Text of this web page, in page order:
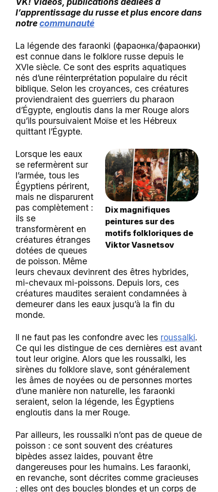
l’apprentissage du russe et plus encore dans
notrecommunauté
La légende des faraonki (фараонка/фараонки)
est connue dans le folklore russe depuis le
XVIe siècle. Ce sont des esprits aquatiques
nés d’une réinterprétation populaire du récit
biblique. Selon les croyances, ces créatures
proviendraient des guerriers du pharaon
d’Égypte, engloutis dans la mer Rouge alors
qu’ils poursuivaient Moïse et les Hébreux
quittant l’Égypte.
Dix magnifiques
peintures sur des
motifs folkloriques de
Viktor Vasnetsov
Lorsque les eaux
se refermèrent sur
l’armée, tous les
Égyptiens périrent,
mais ne disparurent
pas complètement :
ils se
transformèrent en
créatures étranges
dotées de queues
de poisson. Même
leurs chevaux devinrent des êtres hybrides,
mi-chevaux mi-poissons. Depuis lors, ces
créatures maudites seraient condamnées à
demeurer dans les eaux jusqu’à la fin du
monde.
Il ne faut pas les confondre avec les roussalki.
Ce qui les distingue de ces dernières est avant
tout leur origine. Alors que les roussalki, les
sirènes du folklore slave, sont généralement
les âmes de noyées ou de personnes mortes
d’une manière non naturelle, les faraonki
seraient, selon la légende, les Égyptiens
engloutis dans la mer Rouge.
Par ailleurs, les roussalki n’ont pas de queue de
poisson : ce sont souvent des créatures
bipèdes assez laides, pouvant être
dangereuses pour les humains. Les faraonki,
en revanche, sont décrites comme gracieuses
: elles ont des boucles blondes et un corps de